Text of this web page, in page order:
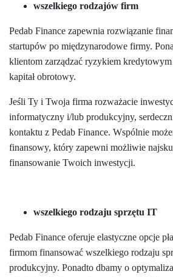
wszelkiego rodzajów firm
Pedab Finance zapewnia rozwiązanie
startupów po międzynarodowe firmy.
klientom zarządzać ryzykiem
kapitał obrotowy.
Jeśli Ty i Twoja firma rozważacie
informatyczny i/lub produkcyjny,
kontaktu z Pedab Finance. Wspólnie
finansowy, który zapewni możliwie
finansowanie Twoich inwestycji.
wszelkiego rodzaju sprzętu IT
Pedab Finance oferuje elastyczne opcje
firmom finansować wszelkiego rodzaju
produkcyjny. Ponadto dbamy o